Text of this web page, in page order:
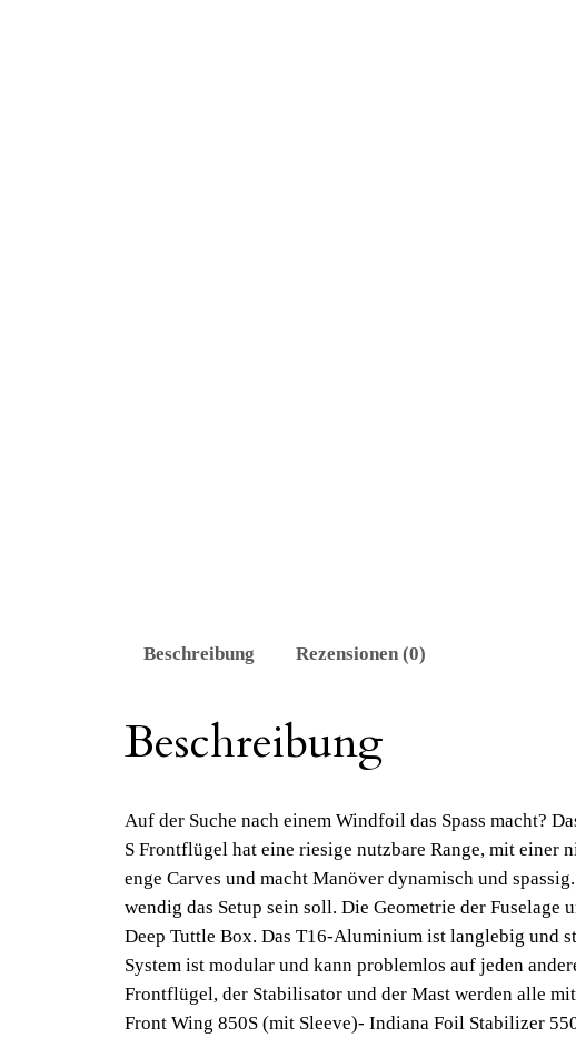
Beschreibung
Rezensionen (0)
Beschreibung
Auf der Suche nach einem Windfoil das Spass macht?
S Frontflügel hat eine riesige nutzbare Range, mit
enge Carves und macht Manöver dynamisch und
wendig das Setup sein soll. Die Geometrie der
Deep Tuttle Box. Das T16-Aluminium ist langlebig und
System ist modular und kann problemlos auf jeden
Frontflügel, der Stabilisator und der Mast werden alle
Front Wing 850S (mit Sleeve)- Indiana Foil Stabilizer